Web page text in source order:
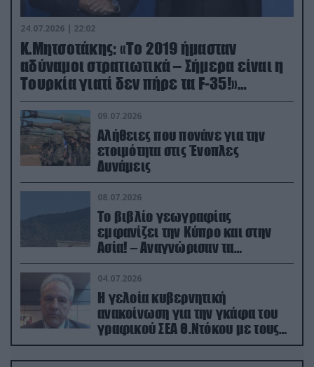
24.07.2026 | 22:02
Κ.Μητσοτάκης: «Το 2019 ήμασταν
αδύναμοι στρατιωτικά – Σήμερα είναι η
Τουρκία γιατί δεν πήρε τα F-35!»
(βίντεο)
09.07.2026
Αλήθειες που πονάνε για την
ετοιμότητα στις Ένοπλες
Δυνάμεις
08.07.2026
Το βιβλίο γεωγραφίας
εμφανίζει την Κύπρο και στην
Ασία! – Αναγνώρισαν τα
κατεχόμενα; (φωτο)
04.07.2026
Η γελοία κυβερνητική
ανακοίνωση για την γκάφα του
γραφικού ΣΕΑ Θ.Ντόκου με τους
Ρώσους φαρσέρ